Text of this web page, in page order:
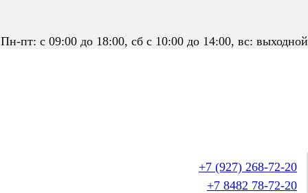
Пн-пт: с 09:00 до 18:00, сб с 10:00 до 14:00, вс: выходной
+7 (927) 268-72-20
+7 8482 78-72-20